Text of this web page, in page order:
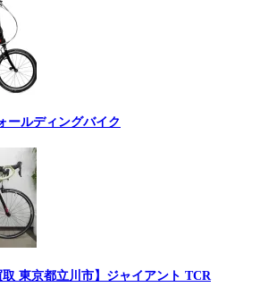
ールディングバイク
取 東京都立川市】ジャイアント TCR